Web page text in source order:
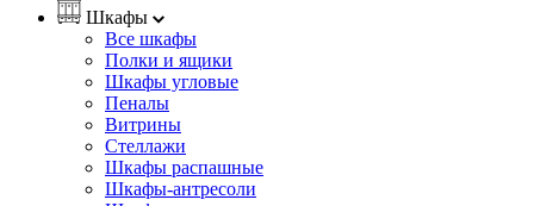
Шкафы
Все шкафы
Полки и ящики
Шкафы угловые
Пеналы
Витрины
Стеллажи
Шкафы распашные
Шкафы-антресоли